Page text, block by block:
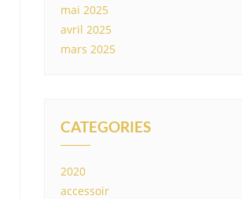
mai 2025
avril 2025
mars 2025
CATEGORIES
2020
accessoir